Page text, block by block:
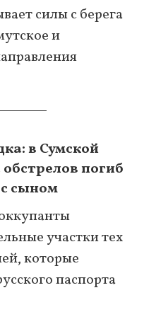
силы с берега
и
в Сумской
погиб
сыном
участки тех
которые
паспорта